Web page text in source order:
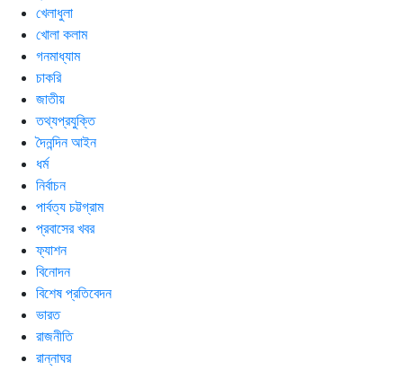
খেলাধুলা
খোলা কলাম
গনমাধ্যাম
চাকরি
জাতীয়
তথ্যপ্রযুক্তি
দৈনন্দিন আইন
ধর্ম
নির্বাচন
পার্বত্য চট্টগ্রাম
প্রবাসের খবর
ফ্যাশন
বিনোদন
বিশেষ প্রতিবেদন
ভারত
রাজনীতি
রান্নাঘর